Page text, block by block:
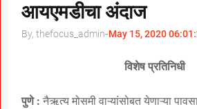
आयएमडीचा अंदाज
By, thefocus_admin-May 15, 2020
विशेष प्रतिनिधी
पुणे : नैऋत्य मोसमी वाऱ्यांसोबत येणाऱ्या